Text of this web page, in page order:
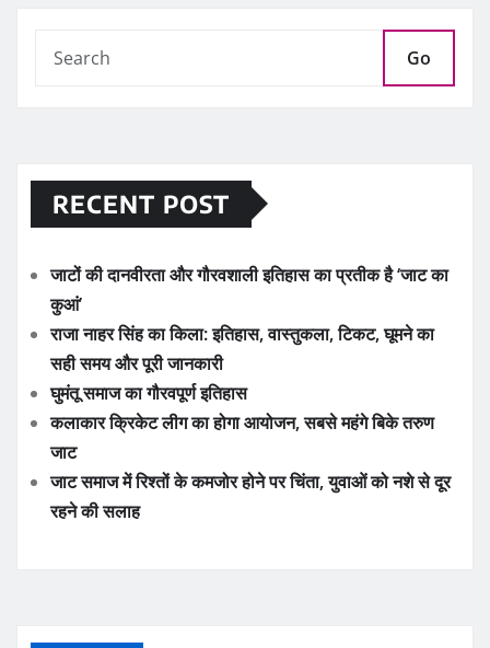
Go
RECENT POST
जाटों की दानवीरता और गौरवशाली इतिहास का प्रतीक है ‘जाट का
कुआं’
राजा नाहर सिंह का किला: इतिहास, वास्तुकला, टिकट, घूमने का
सही समय और पूरी जानकारी
घुमंतू समाज का गौरवपूर्ण इतिहास
कलाकार क्रिकेट लीग का होगा आयोजन, सबसे महंगे बिके तरुण
जाट
जाट समाज में रिश्तों के कमजोर होने पर चिंता, युवाओं को नशे से दूर
रहने की सलाह